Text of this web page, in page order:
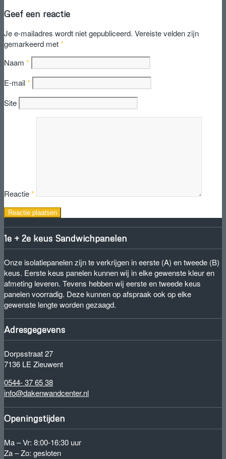
Geef een reactie
Je e-mailadres wordt niet gepubliceerd. Vereiste velden zijn
gemarkeerd met*
Naam *
E-mail*
Site
Reactie*
1e + 2e keus Sandwichpanelen
Onze isolatiepanelen zijn te verkrijgen in eerste (A) en tweede (B)
keus. Eerste keus panelen kunnen wij in elke gewenste kleur en
afmeting leveren. Tevens hebben wij eerste en tweede keus
panelen voorradig. Deze kunnen op afspraak ook op elke
gewenste lengte worden gezaagd.
Adresgegevens
Dorpsstraat 27
7136 LE Zieuwent
0544- 37 65 38
info@dakenwandcenter.nl
Openingstijden
Ma – Vr: 8:00-16:30 uur
Za – Zo: gesloten